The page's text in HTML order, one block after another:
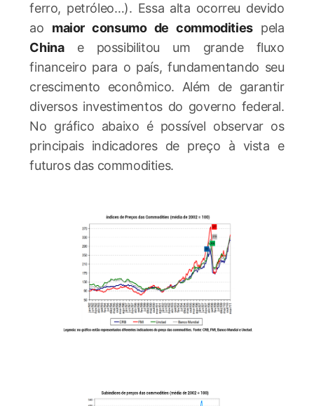
ferro, petróleo…). Essa alta ocorreu devido
ao maior consumo de commoditiespela
Chinae possibilitou um grande fluxo
financeiro para o país, fundamentando seu
crescimento econômico. Além de garantir
diversos investimentos do governo federal.
No gráfico abaixo é possível observar os
principais indicadores de preço à vista e
futuros das commodities.